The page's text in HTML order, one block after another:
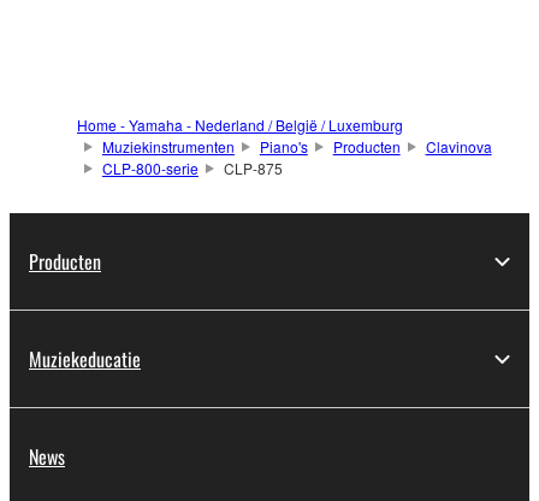
Home - Yamaha - Nederland / België / Luxemburg
Muziekinstrumenten
Piano's Producten
Clavinova
CLP-800-serie
CLP-875
Producten
Muziekeducatie
News